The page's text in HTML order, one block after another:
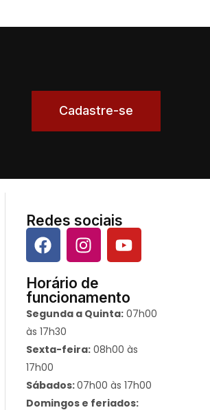
Cadastre-se
Redes sociais
Horário de
funcionamento
Segunda a Quinta:07h00
às 17h30
Sexta-feira:08h00 às
17h00
Sábados:07h00 às 17h00
Domingos e feriados: